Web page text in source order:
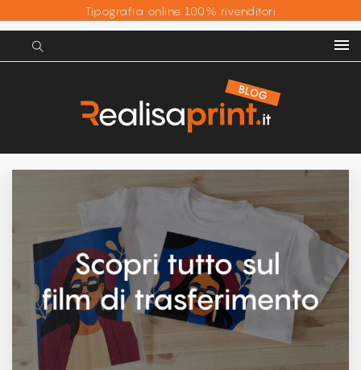
Tipografia online 100% rivenditori